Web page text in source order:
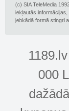
(c) SIA TeleMedia
iekļautās
jebkādā formā stingri
000